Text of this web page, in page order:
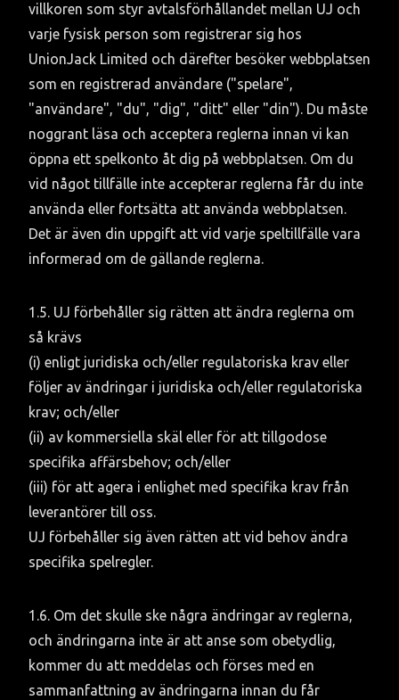
villkoren som styr avtalsförhållandet mellan UJ och
varje fysisk person som registrerar sig hos
UnionJack Limited och därefter besöker webbplatsen
som en registrerad användare ("spelare",
"användare", "du", "dig", "ditt" eller "din"). Du måste
noggrant läsa och acceptera reglerna innan vi kan
öppna ett spelkonto åt dig på webbplatsen. Om du
vid något tillfälle inte accepterar reglerna får du inte
använda eller fortsätta att använda webbplatsen.
Det är även din uppgift att vid varje speltillfälle vara
informerad om de gällande reglerna.
1.5. UJ förbehåller sig rätten att ändra reglerna om
så krävs
(i) enligt juridiska och/eller regulatoriska krav eller
följer av ändringar i juridiska och/eller regulatoriska
krav; och/eller
(ii) av kommersiella skäl eller för att tillgodose
specifika affärsbehov; och/eller
(iii) för att agera i enlighet med specifika krav från
leverantörer till oss.
UJ förbehåller sig även rätten att vid behov ändra
specifika spelregler.
1.6. Om det skulle ske några ändringar av reglerna,
och ändringarna inte är att anse som obetydlig,
kommer du att meddelas och förses med en
sammanfattning av ändringarna innan du får